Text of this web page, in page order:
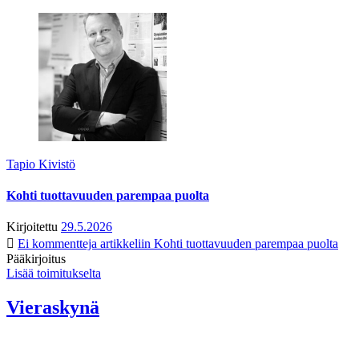
Tapio Kivistö
Kohti tuottavuuden parempaa puolta
Kirjoitettu 29.5.2026
Ei kommentteja artikkeliin Kohti tuottavuuden parempaa puolta
Pääkirjoitus
Lisää toimitukselta
Vieraskynä